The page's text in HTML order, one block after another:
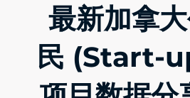
最新加拿
民 (Start-